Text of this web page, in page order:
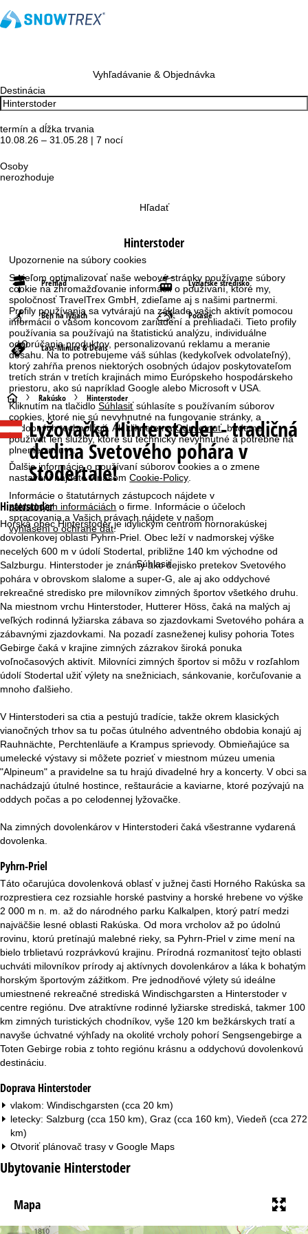
Upozornenie na súbory cookies
S cieľom optimalizovať naše webové stránky používame súbory
cookie na zhromažďovanie informácií o používaní, ktoré my,
spoločnosť TravelTrex GmbH, zdieľame aj s našimi partnermi.
Profily používania sa vytvárajú na základe vašich aktivít pomocou
informácií o vašom koncovom zariadení a prehliadači. Tieto profily
používania sa používajú na štatistickú analýzu, individuálne
odporúčania produktov, personalizovanú reklamu a meranie
dosahu. Na to potrebujeme váš súhlas (kedykoľvek odvolateľný),
ktorý zahŕňa prenos niektorých osobných údajov poskytovateľom
tretích strán v tretích krajinách mimo Európskeho hospodárskeho
priestoru, ako sú napríklad Google alebo Microsoft v USA.
Kliknutím na tlačidloSúhlasiťsúhlasíte s používaním súborov
cookies, ktoré nie sú nevyhnutné na fungovanie stránky, a
podobných technológií. Ak kliknete naOdmietnuť, budeme
používať len služby, ktoré sú technicky nevyhnutné a potrebné na
plnenie zmluvy.
Ďalšie informácie o používaní súborov cookies a o zmene
nastavení nájdete v našomCookie-Policy.
Informácie o štatutárnych zástupcoch nájdete v
základných informáciách o firme. Informácie o účeloch
spracovania a Vašich právach nájdete v našom
vyhlásení o ochrane dát.
Súhlasiť
Vyhľadávanie & Objednávka
Destinácia
termín a dĺžka trvania
10.08.26 – 31.05.28 | 7 nocí
Osoby
nerozhoduje
Hľadať
Hinterstoder
Prehľad Lyžiarske stredisko
Beh na lyžiach Počasie
Last-Minute & Deals
H
l
a
v
n
á
s
t
r
á
n
a
Rakúsko Hinterstoder
LyžovačkaHinterstoder - tradičná
dedina Svetového pohára v
Stodertale!
Hinterstoder
Horská obec Hinterstoder je idylickým centrom hornorakúskej
dovolenkovej oblasti Pyhrn-Priel. Obec leží v nadmorskej výške
necelých 600 m v údolí Stodertal, približne 140 km východne od
Salzburgu. Hinterstoder je známy ako dejisko pretekov Svetového
pohára v obrovskom slalome a super-G, ale aj ako oddychové
rekreačné stredisko pre milovníkov zimných športov všetkého druhu.
Na miestnom vrchu Hinterstoder, Hutterer Höss, čaká na malých aj
veľkých rodinná lyžiarska zábava so zjazdovkami Svetového pohára a
zábavnými zjazdovkami. Na pozadí zasneženej kulisy pohoria Totes
Gebirge čaká v krajine zimných zázrakov široká ponuka
voľnočasových aktivít. Milovníci zimných športov si môžu v rozľahlom
údolí Stodertal užiť výlety na snežniciach, sánkovanie, korčuľovanie a
mnoho ďalšieho.
V Hinterstoderi sa ctia a pestujú tradície, takže okrem klasických
vianočných trhov sa tu počas útulného adventného obdobia konajú aj
Rauhnächte, Perchtenläufe a Krampus sprievody. Obmieňajúce sa
umelecké výstavy si môžete pozrieť v miestnom múzeu umenia
"Alpineum" a pravidelne sa tu hrajú divadelné hry a koncerty. V obci sa
nachádzajú útulné hostince, reštaurácie a kaviarne, ktoré pozývajú na
oddych počas a po celodennej lyžovačke.
Na zimných dovolenkárov v Hinterstoderi čaká všestranne vydarená
dovolenka.
Pyhrn-Priel
Táto očarujúca dovolenková oblasť v južnej časti Horného Rakúska sa
rozprestiera cez rozsiahle horské pastviny a horské hrebene vo výške
2 000 m n. m. až do národného parku Kalkalpen, ktorý patrí medzi
najväčšie lesné oblasti Rakúska. Od mora vrcholov až po údolnú
rovinu, ktorú pretínajú malebné rieky, sa Pyhrn-Priel v zime mení na
bielo trblietavú rozprávkovú krajinu. Prírodná rozmanitosť tejto oblasti
uchváti milovníkov prírody aj aktívnych dovolenkárov a láka k bohatým
horským športovým zážitkom. Pre jednodňové výlety sú ideálne
umiestnené rekreačné strediská Windischgarsten a Hinterstoder v
centre regiónu. Dve atraktívne rodinné lyžiarske strediská, takmer 100
km zimných turistických chodníkov, vyše 120 km bežkárskych tratí a
navyše úchvatné výhľady na okolité vrcholy pohorí Sengsengebirge a
Toten Gebirge robia z tohto regiónu krásnu a oddychovú dovolenkovú
destináciu.
Doprava Hinterstoder
vlakom: Windischgarsten (cca 20 km)
letecky: Salzburg (cca 150 km), Graz (cca 160 km), Viedeň (cca 272
km)
Otvoriť plánovač trasy v Google Maps
Ubytovanie Hinterstoder
Mapa